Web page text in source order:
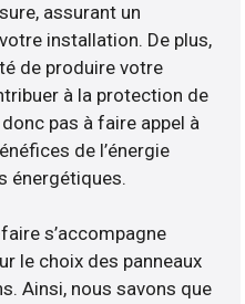
assurant un
installation. De plus,
de produire votre
à la protection de
donc pas à faire appel à
de l’énergie
énergétiques.
s’accompagne
le choix des panneaux
Ainsi, nous savons que